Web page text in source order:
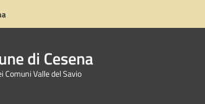
di Cesena
Comuni Valle del Savio